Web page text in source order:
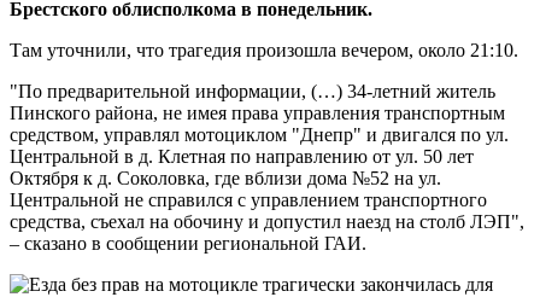
Брестского облисполкома в понедельник.
Там уточнили, что трагедия произошла вечером, около 21:10.
"По предварительной информации, (…) 34-летний житель
Пинского района, не имея права управления транспортным
средством, управлял мотоциклом "Днепр" и двигался по ул.
Центральной в д. Клетная по направлению от ул. 50 лет
Октября к д. Соколовка, где вблизи дома №52 на ул.
Центральной не справился с управлением транспортного
средства, съехал на обочину и допустил наезд на столб ЛЭП",
– сказано в сообщении региональной ГАИ.